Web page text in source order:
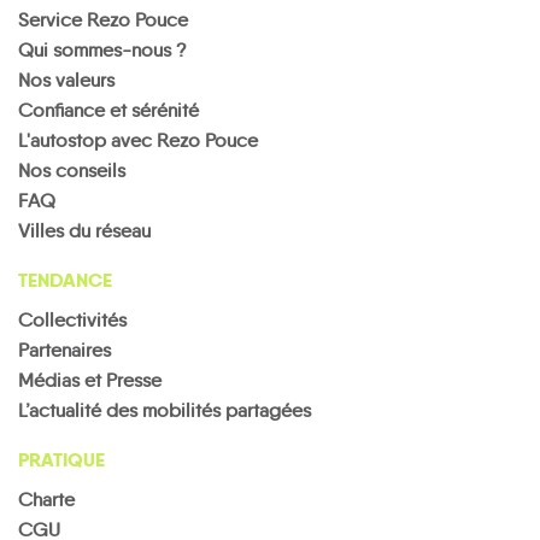
Service Rezo Pouce
Qui sommes-nous ?
Nos valeurs
Confiance et sérénité
L'autostop avec Rezo Pouce
Nos conseils
FAQ
Villes du réseau
TENDANCE
Collectivités
Partenaires
Médias et Presse
L’actualité des mobilités partagées
PRATIQUE
Charte
CGU